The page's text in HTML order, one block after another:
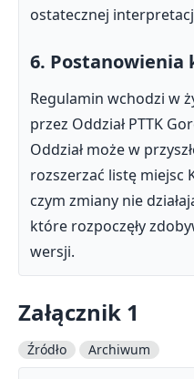
ostatecznej
6. Postanowienia
Regulamin wchodzi w
przez Oddział PTTK
Oddział może w
rozszerzać listę
czym zmiany nie
które rozpoczęły
wersji.
Załącznik 1
Źródło Archiwum